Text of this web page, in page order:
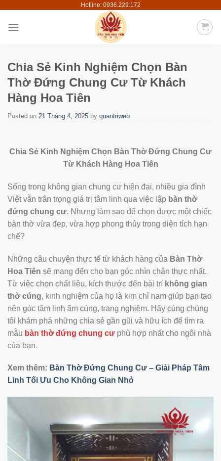
content
Hotline: 0936.229.172
Chia Sẻ Kinh Nghiệm Chọn Bàn
Thờ Đứng Chung Cư Từ Khách
Hàng Hoa Tiên
Posted on 21 Tháng 4, 2025 by quantriweb
Chia Sẻ Kinh Nghiệm Chọn Bàn Thờ Đứng Chung Cư
Từ Khách Hàng Hoa Tiên
Sống trong không gian chung cư hiện đại, nhiều gia đình
Việt vẫn trân trọng giá trị tâm linh qua việc lập bàn thờ
đứng chung cư. Nhưng làm sao để chọn được một chiếc
bàn thờ vừa đẹp, vừa hợp phong thủy trong diện tích hạn
chế?
Những câu chuyện thực tế từ khách hàng của Bàn Thờ
Hoa Tiên sẽ mang đến cho bạn góc nhìn chân thực nhất.
Từ việc chọn chất liệu, kích thước đến bài trí không gian
thờ cúng, kinh nghiệm của họ là kim chỉ nam giúp bạn tạo
nên góc tâm linh ấm cúng, trang nghiêm. Hãy cùng chúng
tôi khám phá những chia sẻ gần gũi và hữu ích để tìm ra
mẫu bàn thờ đứng chung cư phù hợp nhất cho ngôi nhà
của bạn.
Xem thêm: Bàn Thờ Đứng Chung Cư – Giải Pháp Tâm
Linh Tối Ưu Cho Không Gian Nhỏ